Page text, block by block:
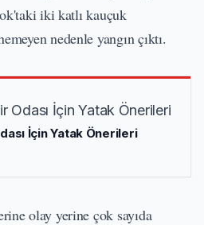
iki katlı kauçuk
nedenle yangın çıktı.
İçin Yatak Önerileri
olay yerine çok sayıda